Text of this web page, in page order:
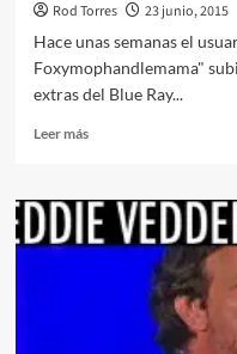
Rod Torres
23 junio, 2015
Hace unas semanas el
Foxymophandlemama"
extras del Blue Ray...
Leer másLeer
Mirá
los
clips
participación